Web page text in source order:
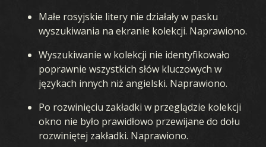
Małe rosyjskie litery nie działały w pasku
wyszukiwania na ekranie kolekcji. Naprawiono.
Wyszukiwanie w kolekcji nie identyfikowało
poprawnie wszystkich słów kluczowych w
językach innych niż angielski. Naprawiono.
Po rozwinięciu zakładki w przeglądzie kolekcji
okno nie było prawidłowo przewijane do dołu
rozwiniętej zakładki. Naprawiono.